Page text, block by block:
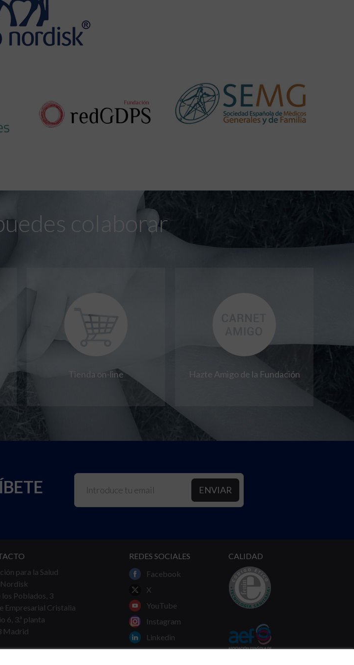
colaborar
Tienda on-line Hazte Amigo de la Fundación
para la Salud
los Poblados, 3
Empresarial Cristalia
6, 3.ª planta
Madrid
REDES SOCIALES
Facebook
X
YouTube
Instagram
Linkedin
CALIDAD